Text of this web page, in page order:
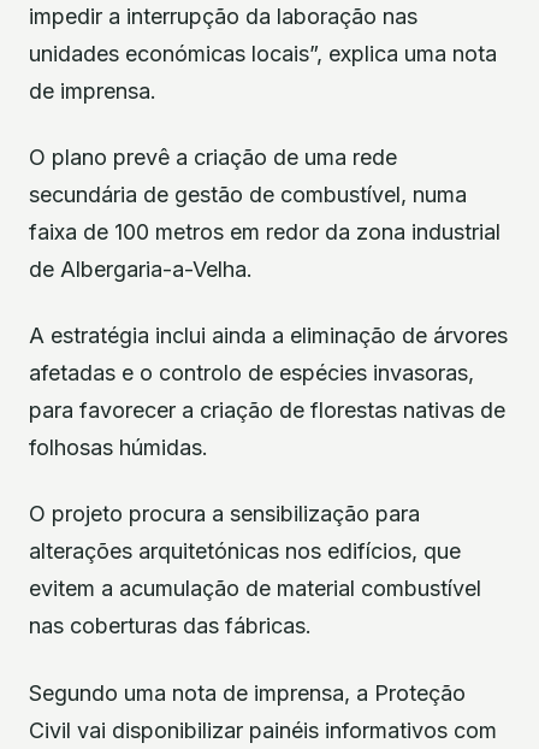
impedir a interrupção da laboração nas
unidades económicas locais”, explica uma nota
de imprensa.
O plano prevê a criação de uma rede
secundária de gestão de combustível, numa
faixa de 100 metros em redor da zona industrial
de Albergaria-a-Velha.
A estratégia inclui ainda a eliminação de árvores
afetadas e o controlo de espécies invasoras,
para favorecer a criação de florestas nativas de
folhosas húmidas.
O projeto procura a sensibilização para
alterações arquitetónicas nos edifícios, que
evitem a acumulação de material combustível
nas coberturas das fábricas.
Segundo uma nota de imprensa, a Proteção
Civil vai disponibilizar painéis informativos com